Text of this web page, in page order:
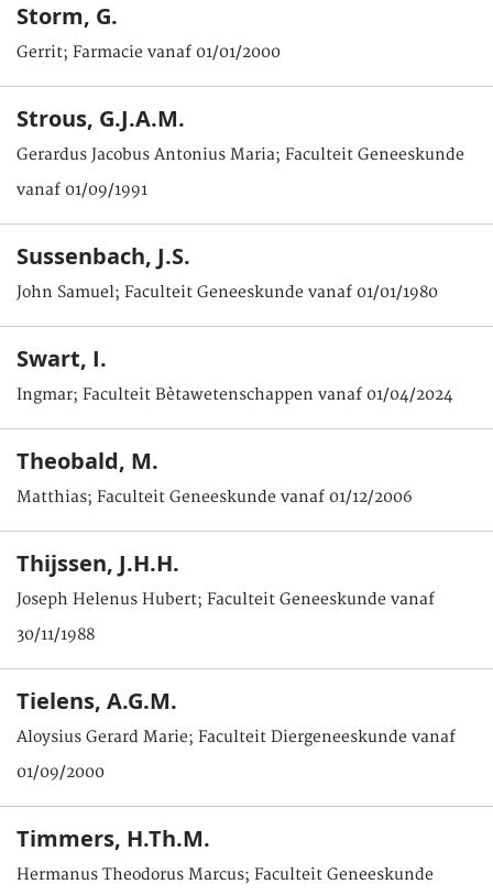
Storm, G.
Gerrit; Farmacie vanaf 01/01/2000
Strous, G.J.A.M.
Gerardus Jacobus Antonius Maria; Faculteit Geneeskunde
vanaf 01/09/1991
Sussenbach, J.S.
John Samuel; Faculteit Geneeskunde vanaf 01/01/1980
Swart, I.
Ingmar; Faculteit Bètawetenschappen vanaf 01/04/2024
Theobald, M.
Matthias; Faculteit Geneeskunde vanaf 01/12/2006
Thijssen, J.H.H.
Joseph Helenus Hubert; Faculteit Geneeskunde vanaf
30/11/1988
Tielens, A.G.M.
Aloysius Gerard Marie; Faculteit Diergeneeskunde vanaf
01/09/2000
Timmers, H.Th.M.
Hermanus Theodorus Marcus; Faculteit Geneeskunde